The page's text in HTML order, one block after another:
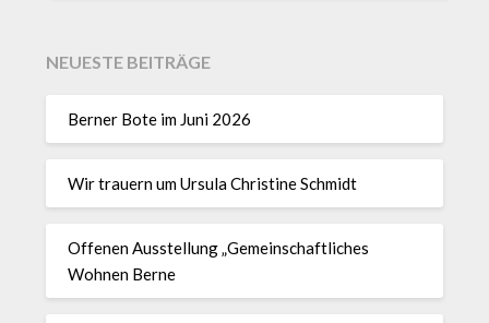
NEUESTE BEITRÄGE
Berner Bote im Juni 2026
Wir trauern um Ursula Christine Schmidt
Offenen Ausstellung „Gemeinschaftliches
Wohnen Berne